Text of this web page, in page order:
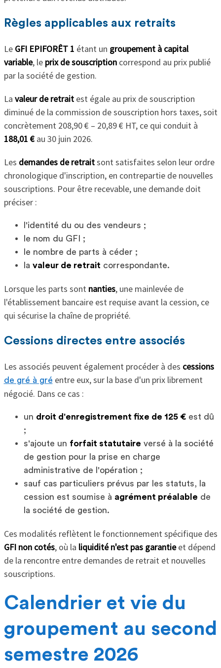
Règles applicables aux retraits
Le GFI EPIFORÊT 1 étant un groupement à capital
variable, le prix de souscriptioncorrespond au prix publié
par la société de gestion.
La valeur de retraitest égale au prix de souscription
diminué de la commission de souscription hors taxes, soit
concrètement 208,90 € – 20,89 € HT, ce qui conduit à
188,01 €au 30 juin 2026.
Les demandes de retraitsont satisfaites selon leur ordre
chronologique d'inscription, en contrepartie de nouvelles
souscriptions. Pour être recevable, une demande doit
préciser :
l'identité du ou des vendeurs ;
le nom du GFI ;
le nombre de parts à céder ;
la valeur de retrait correspondante.
Lorsque les parts sont nanties, une mainlevée de
l'établissement bancaire est requise avant la cession, ce
qui sécurise la chaîne de propriété.
Cessions directes entre associés
Les associés peuvent également procéder à des cessions
de gré à gré entre eux, sur la base d'un prix librement
négocié. Dans ce cas :
un droit d'enregistrement fixe de 125 €est dû
;
s'ajoute un forfait statutaire versé à la société
de gestion pour la prise en charge
administrative de l'opération ;
sauf cas particuliers prévus par les statuts, la
cession est soumise à agrément préalable de
la société de gestion.
Ces modalités reflètent le fonctionnement spécifique des
GFI non cotés, où la liquidité n'est pas garantieet dépend
de la rencontre entre demandes de retrait et nouvelles
souscriptions.
Calendrier et vie du
groupement au second
semestre 2026